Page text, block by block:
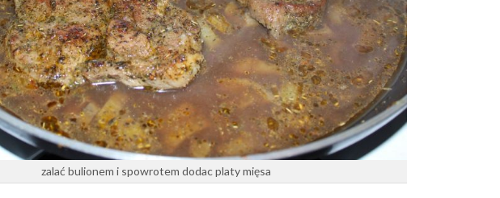
zalać bulionem i spowrotem dodac platy mięsa